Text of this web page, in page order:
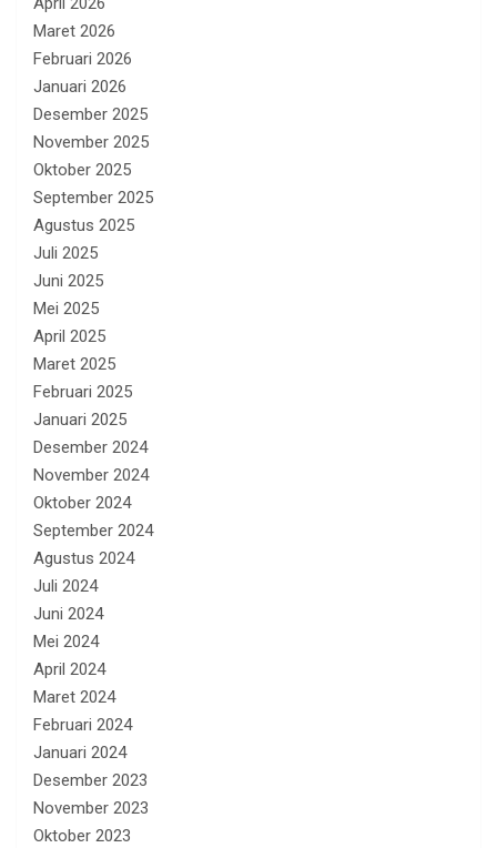
Maret 2026
Februari 2026
Januari 2026
Desember 2025
November 2025
Oktober 2025
September 2025
Agustus 2025
Juli 2025
Juni 2025
Mei 2025
April 2025
Maret 2025
Februari 2025
Januari 2025
Desember 2024
November 2024
Oktober 2024
September 2024
Agustus 2024
Juli 2024
Juni 2024
Mei 2024
April 2024
Maret 2024
Februari 2024
Januari 2024
Desember 2023
November 2023
Oktober 2023